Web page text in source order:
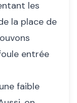
les
la place de
entrée
faible